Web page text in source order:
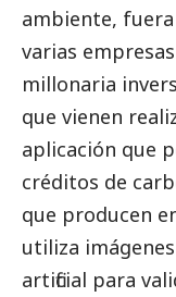
ambiente,
varias
millonaria
que vienen
aplicación que
créditos de
que producen
utiliza
artificial para